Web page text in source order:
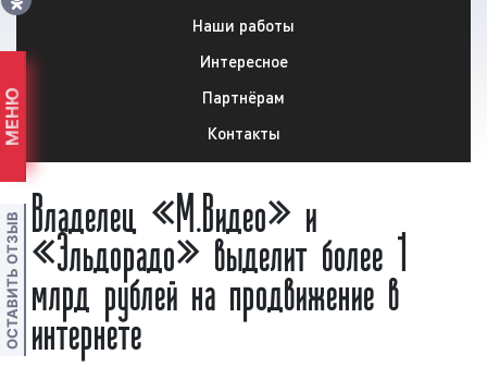
Наши работы
Интересное
Партнёрам
Контакты
Владелец «М.Видео» и
«Эльдорадо» выделит более 1
млрд рублей на продвижение в
интернете
МЕНЮ
ОСТАВИТЬ ОТЗЫВ